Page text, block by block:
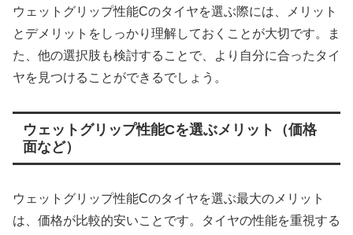
ウェットグリップ性能Cのタイヤを選ぶ際には、メリット
とデメリットをしっかり理解しておくことが大切です。ま
た、他の選択肢も検討することで、より自分に合ったタイ
ヤを見つけることができるでしょう。
ウェットグリップ性能Cを選ぶメリット（価格
面など）
ウェットグリップ性能Cのタイヤを選ぶ最大のメリット
は、価格が比較的安いことです。タイヤの性能を重視する